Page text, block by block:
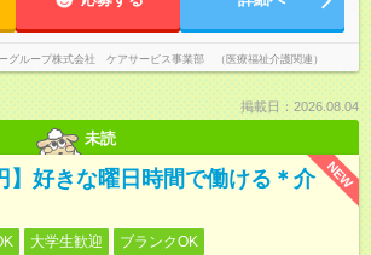
グループ株式会社 ケアサービス事業部 （医療福祉介護関連）
掲載日：2026.08.04
未読
NEW
】好きな曜日時間で働ける＊介
大学生歓迎
ブランクOK